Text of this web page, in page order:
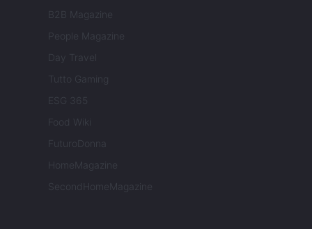
B2B Magazine
People Magazine
Day Travel
Tutto Gaming
ESG 365
Food Wiki
FuturoDonna
HomeMagazine
SecondHomeMagazine